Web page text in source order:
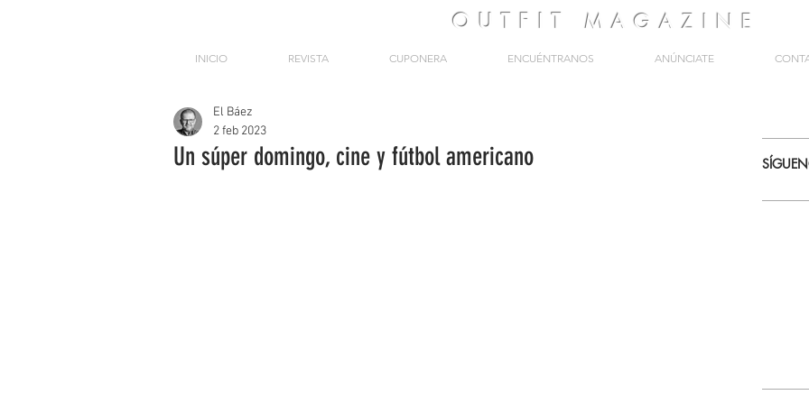
OUTFIT MAGAZINE
INICIO REVISTA CUPONERA ENCUÉNTRANOS ANÚNCIATE
Un súper domingo, cine y fútbol americano
El Báez
2 feb 2023